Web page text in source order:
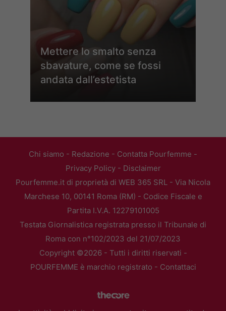
Mettere lo smalto senza
sbavature, come se fossi
andata dall’estetista
Chi siamo - Redazione - Contatta Pourfemme -
Privacy Policy- Disclaimer
Pourfemme.it di proprietà di WEB 365 SRL - Via Nicola
Marchese 10, 00141 Roma (RM) - Codice Fiscale e
Partita I.V.A. 12279101005
Testata Giornalistica registrata presso il Tribunale di
Roma con n°102/2023 del 21/07/2023
Copyright ©2026 - Tutti i diritti riservati -
POURFEMME è marchio registrato - Contattaci